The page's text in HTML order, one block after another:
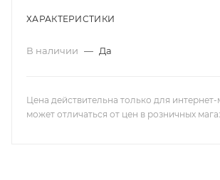
ХАРАКТЕРИСТИКИ
В наличии — Да
Цена действительна только для интернет-
может отличаться от цен в розничных